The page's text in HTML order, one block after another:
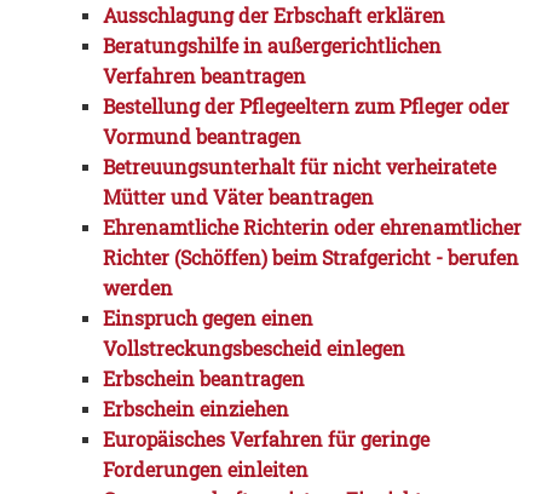
Ausschlagung der Erbschaft erklären
Beratungshilfe in außergerichtlichen
Verfahren beantragen
Bestellung der Pflegeeltern zum Pfleger oder
Vormund beantragen
Betreuungsunterhalt für nicht verheiratete
Mütter und Väter beantragen
Ehrenamtliche Richterin oder ehrenamtlicher
Richter (Schöffen) beim Strafgericht - berufen
werden
Einspruch gegen einen
Vollstreckungsbescheid einlegen
Erbschein beantragen
Erbschein einziehen
Europäisches Verfahren für geringe
Forderungen einleiten